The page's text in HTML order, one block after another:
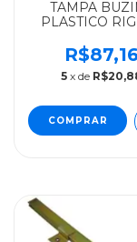
TAMPA
PLASTICO
ALGOMAIS
APOS 2000 -
2RD419669
5 x de